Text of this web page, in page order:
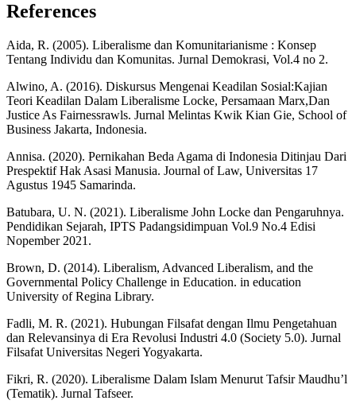
References
Aida, R. (2005). Liberalisme dan Komunitarianisme : Konsep
Tentang Individu dan Komunitas. Jurnal Demokrasi, Vol.4 no 2.
Alwino, A. (2016). Diskursus Mengenai Keadilan Sosial:Kajian
Teori Keadilan Dalam Liberalisme Locke, Persamaan Marx,Dan
Justice As Fairnessrawls. Jurnal Melintas Kwik Kian Gie, School of
Business Jakarta, Indonesia.
Annisa. (2020). Pernikahan Beda Agama di Indonesia Ditinjau Dari
Prespektif Hak Asasi Manusia. Journal of Law, Universitas 17
Agustus 1945 Samarinda.
Batubara, U. N. (2021). Liberalisme John Locke dan Pengaruhnya.
Pendidikan Sejarah, IPTS Padangsidimpuan Vol.9 No.4 Edisi
Nopember 2021.
Brown, D. (2014). Liberalism, Advanced Liberalism, and the
Governmental Policy Challenge in Education. in education
University of Regina Library.
Fadli, M. R. (2021). Hubungan Filsafat dengan Ilmu Pengetahuan
dan Relevansinya di Era Revolusi Industri 4.0 (Society 5.0). Jurnal
Filsafat Universitas Negeri Yogyakarta.
Fikri, R. (2020). Liberalisme Dalam Islam Menurut Tafsir Maudhu’l
(Tematik). Jurnal Tafseer.